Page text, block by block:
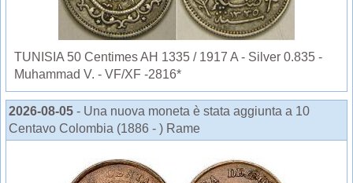
TUNISIA 50 Centimes AH 1335 / 1917 A - Silver 0.835 -
Muhammad V. - VF/XF -2816*
2026-08-05 - Una nuova moneta è stata aggiunta a 10
Centavo Colombia (1886 - ) Rame